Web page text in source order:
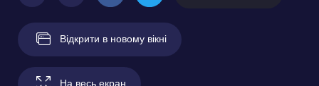
Відкрити в новому вікні
На весь екран